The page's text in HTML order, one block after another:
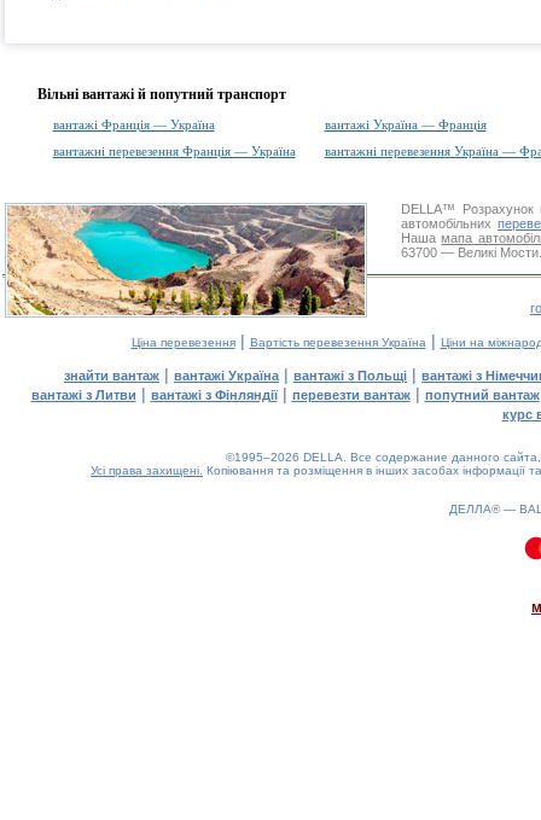
Вільні вантажі й попутний транспорт
вантажі Франція — Україна
вантажі Україна — Франція
вантажні перевезення Франція — Україна
вантажні перевезення Україна —
DELLA™
Розрахунок
автомобільних
Нашамапа
63700 — Великі Мости.
Ціна перевезення| Вартість перевезення Україна | Ціни на
знайти вантаж | вантажі Україна | вантажі з Польщі | вантажі з
вантажі з Литви | вантажі з Фінляндії| перевезти вантаж| попутний вантаж
курс
©1995–2026 DELLA. Все содержание данного
Усі права захищені. Копіювання та розміщення в інших засобах інформації
ДЕЛЛА® —